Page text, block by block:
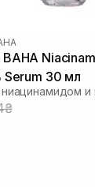
BAHA
Serum 30 мл
и